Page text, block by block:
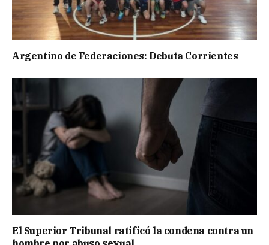
Argentino de Federaciones: Debuta Corrientes
El Superior Tribunal ratificó la condena contra un